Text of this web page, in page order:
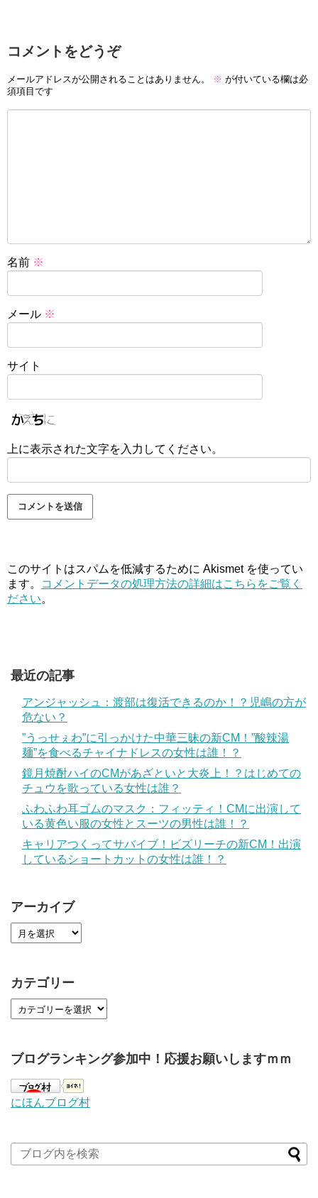
コメントをどうぞ
メールアドレスが公開されることはありません。 ※ が付いている欄は必
須項目です
名前 ※
メール ※
サイト
上に表示された文字を入力してください。
このサイトはスパムを低減するために Akismet を使ってい
ます。
コメントデータの処理方法の詳細はこちらをご覧く
ださい。
最近の記事
アンジャッシュ：渡部は復活できるのか！？児嶋の方が
危ない？
”うっせぇわ”に引っかけた中華三昧の新CM！”酸辣湯
麺”を食べるチャイナドレスの女性は誰！？
鏡月焼酎ハイのCMがあざといと大炎上！？はじめての
チュウを歌っている女性は誰？
ふわふわ耳ゴムのマスク：フィッティ！CMに出演して
いる黄色い服の女性とスーツの男性は誰！？
キャリアつくってサバイブ！ビズリーチの新CM！出演
しているショートカットの女性は誰！？
アーカイブ
カテゴリー
ブログランキング参加中！応援お願いしますｍｍ
にほんブログ村